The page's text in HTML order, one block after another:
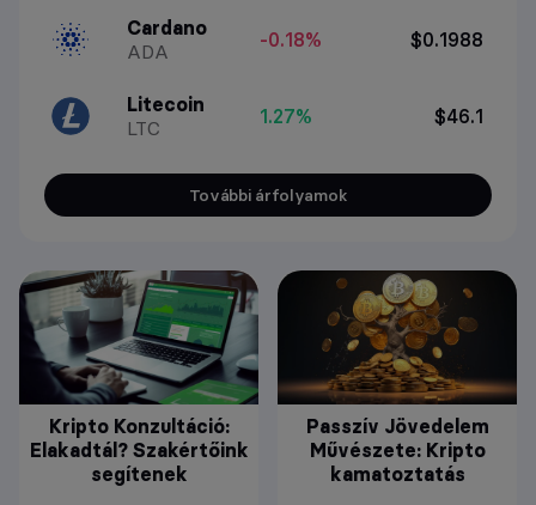
Cardano
ADA
-0.18% $0.1988
Litecoin
LTC
1.27% $46.1
További árfolyamok
Kripto Konzultáció:
Elakadtál? Szakértőink
segítenek
Passzív Jövedelem
Művészete: Kripto
kamatoztatás